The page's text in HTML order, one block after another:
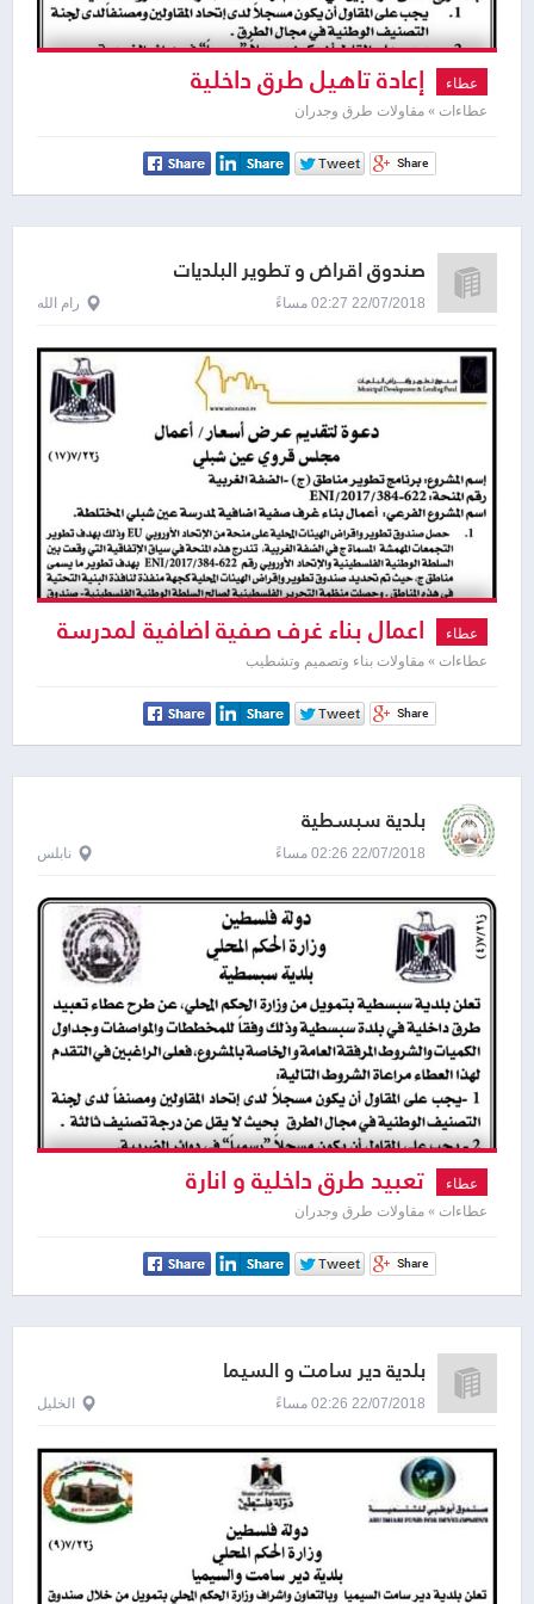
عطاء إعادة تاهيل طرق داخلية
عطاءات » مقاولات طرق وجدران
صندوق اقراض و تطوير البلديات
22/07/2018 02:27 مساءً رام الله
عطاء اعمال بناء غرف صفية اضافية لمدرسة
عين شبلي المختلطة
عطاءات » مقاولات بناء وتصميم وتشطيب
بلدية سبسطية
22/07/2018 02:26 مساءً نابلس
عطاء تعبيد طرق داخلية و انارة
عطاءات » مقاولات طرق وجدران
بلدية دير سامت و السيما
22/07/2018 02:26 مساءً الخليل